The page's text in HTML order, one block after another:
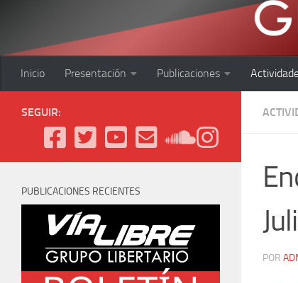
Inicio Presentación Publicaciones
POR
SEGUIR:
PUBLICACIONES RECIENTES